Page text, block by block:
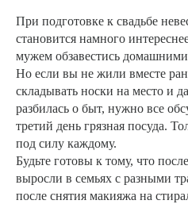
При подготовке к свадьбе
становится намного
мужем обзавестись
Но если вы не жили вместе
складывать носки на место и
разбилась о быт, нужно все
третий день грязная посуда.
под силу каждому.
Будьте готовы к тому, что
выросли в семьях с разными
после снятия макияжа на